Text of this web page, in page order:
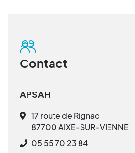
Contact
APSAH
17 route de Rignac
87700 AIXE-SUR-VIENNE
05 55 70 23 84